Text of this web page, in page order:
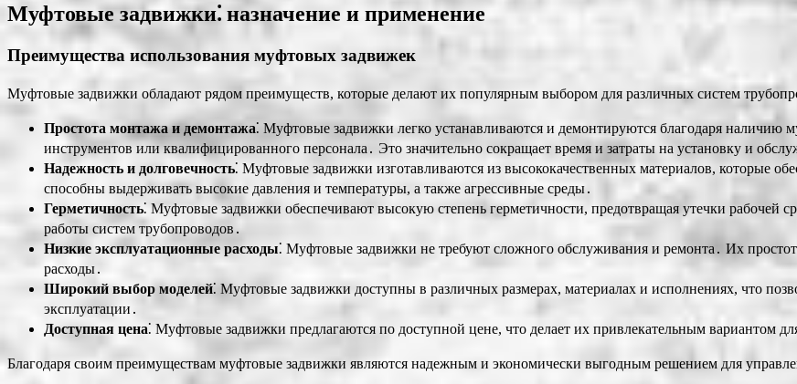
Муфтовые задвижки⁚ назначение и применение
Преимущества использования муфтовых задвижек
Муфтовые задвижки обладают рядом преимуществ, которые делают их популярным выбором для различных систем
Простота монтажа и демонтажа⁚ Муфтовые задвижки легко устанавливаются и демонтируются благодаря наличию
инструментов или квалифицированного персонала․ Это значительно сокращает время и затраты на установку и
Надежность и долговечность⁚ Муфтовые задвижки изготавливаются из высококачественных материалов, которые
способны выдерживать высокие давления и температуры, а также агрессивные среды․
Герметичность⁚ Муфтовые задвижки обеспечивают высокую степень герметичности, предотвращая утечки рабочей
работы систем трубопроводов․
Низкие эксплуатационные расходы⁚ Муфтовые задвижки не требуют сложного обслуживания и ремонта․ Их
расходы․
Широкий выбор моделей⁚ Муфтовые задвижки доступны в различных размерах, материалах и исполнениях, что
эксплуатации․
Доступная цена⁚ Муфтовые задвижки предлагаются по доступной цене, что делает их привлекательным вариантом
Благодаря своим преимуществам муфтовые задвижки являются надежным и экономически выгодным решением для